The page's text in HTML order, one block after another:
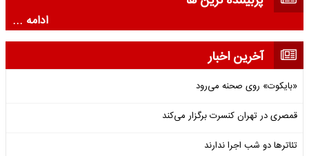
ادامه ...
آخرین اخبار
«بایکوت» روی صحنه می‌رود
قمصری در تهران کنسرت برگزار می‌کند
تئاترها دو شب اجرا ندارند